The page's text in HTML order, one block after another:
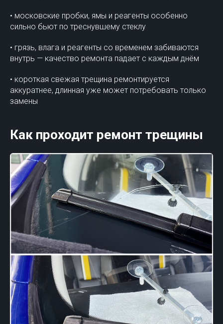
• московские пробки, ямы и реагенты особенно
сильно бьют по треснувшему стеклу
• грязь, влага и реагенты со временем забиваются
внутрь — качество ремонта падает с каждым днём
• короткая свежая трещина ремонтируется
аккуратнее, длинная уже может потребовать только
замены
Как проходит ремонт трещины